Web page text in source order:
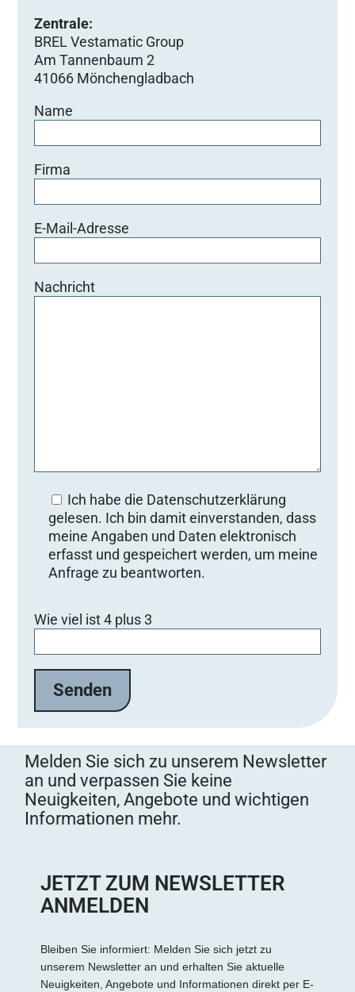
Zentrale:
BREL Vestamatic Group
Am Tannenbaum 2
41066 Mönchengladbach
Name
Firma
E-Mail-Adresse
Nachricht
Ich habe die Datenschutzerklärung
gelesen. Ich bin damit einverstanden, dass
meine Angaben und Daten elektronisch
erfasst und gespeichert werden, um meine
Anfrage zu beantworten.
Wie viel ist 4 plus 3
Melden Sie sich zu unserem Newsletter
an und verpassen Sie keine
Neuigkeiten, Angebote und wichtigen
Informationen mehr.
JETZT ZUM NEWSLETTER
ANMELDEN
Bleiben Sie informiert: Melden Sie sich jetzt zu
unserem Newsletter an und erhalten Sie aktuelle
Neuigkeiten, Angebote und Informationen direkt per E-